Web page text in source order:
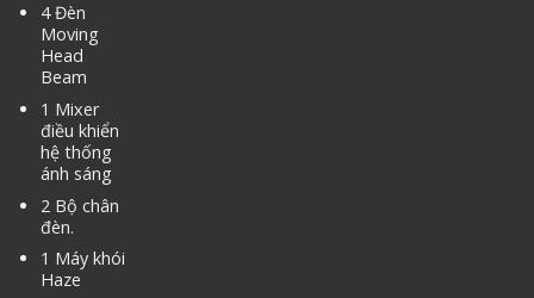
4 Đèn
Moving
Head
Beam
1 Mixer
điều khiển
hệ thống
ánh sáng
2 Bộ chân
đèn.
1 Máy khói
Haze